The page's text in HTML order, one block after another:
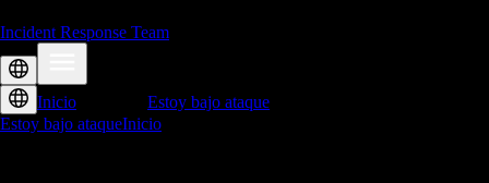
Incident Response Team
Inicio
Estoy bajo ataque
Estoy bajo ataqueInicio